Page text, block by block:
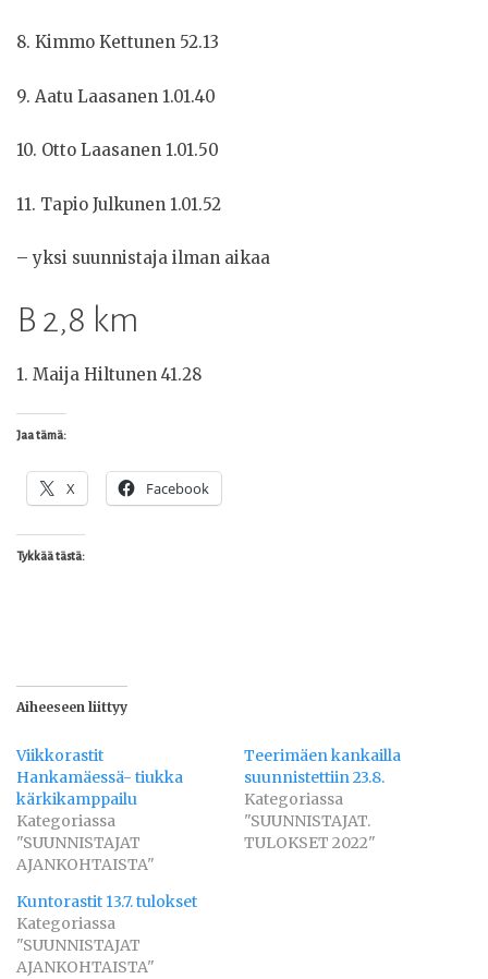
8. Kimmo Kettunen 52.13
9. Aatu Laasanen 1.01.40
10. Otto Laasanen 1.01.50
11. Tapio Julkunen 1.01.52
– yksi suunnistaja ilman aikaa
B 2,8 km
1. Maija Hiltunen 41.28
Jaa tämä:
X Facebook
Tykkää tästä:
Aiheeseen liittyy
Viikkorastit
Hankamäessä- tiukka
kärkikamppailu
Kategoriassa
"SUUNNISTAJAT
AJANKOHTAISTA"
Teerimäen kankailla
suunnistettiin 23.8.
Kategoriassa
"SUUNNISTAJAT.
TULOKSET 2022"
Kuntorastit 13.7. tulokset
Kategoriassa
"SUUNNISTAJAT
AJANKOHTAISTA"